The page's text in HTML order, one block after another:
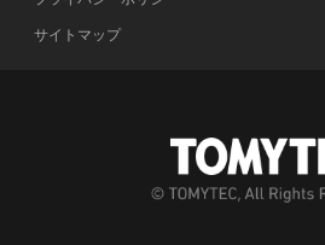
サイトマップ